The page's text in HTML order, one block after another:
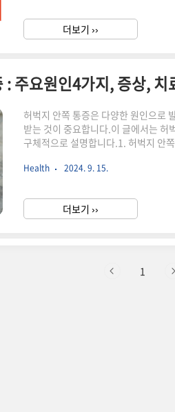
해 자세히 알아보겠습니다!1. 고관절
는 체중을 지지하고 골반과 다리를
더보기 ››
: 주요원인4가지, 증상, 치
허벅지 안쪽 통증은 다양한 원인으로
받는 것이 중요합니다.이 글에서는 허
구체적으로 설명합니다.1. 허벅지 안
전환 시 발생할 수 있습니다.증상: 사
염좌는 허벅지 안쪽 근육이 과도하게
원인일 수 있습니다.증상: 찢어지는 듯
Health 2024. 9. 15.
더보기 ››
1